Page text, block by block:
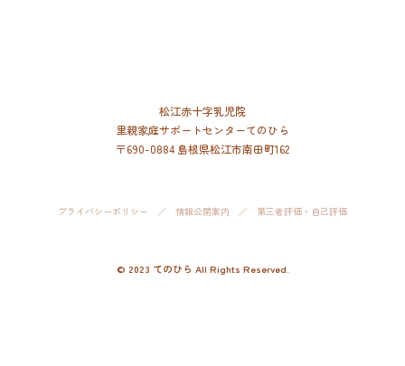
松江赤十字乳児院
里親家庭サポートセンターてのひら
〒690-0884 島根県松江市南田町162
プライバシーポリシー ／ 情報公開案内 ／ 第三者評価・自己評価
© 2023 てのひら All Rights Reserved.